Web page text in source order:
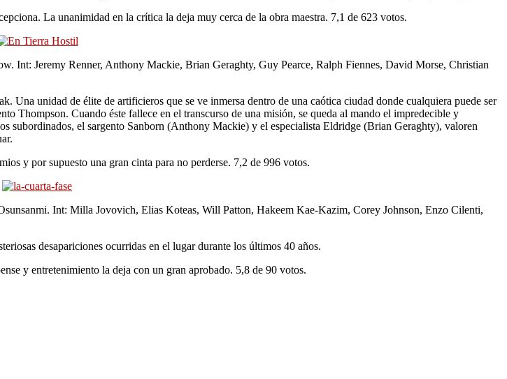
La unanimidad en la crítica la deja muy cerca de la obra maestra. 7,1 de 623 votos.
Int: Jeremy Renner, Anthony Mackie, Brian Geraghty, Guy Pearce, Ralph Fiennes, David Morse, Christian
Una unidad de élite de artificieros que se ve inmersa dentro de una caótica ciudad donde cualquiera puede ser
Thompson. Cuando éste fallece en el transcurso de una misión, se queda al mando el impredecible y
subordinados, el sargento Sanborn (Anthony Mackie) y el especialista Eldridge (Brian Geraghty), valoren
y por supuesto una gran cinta para no perderse. 7,2 de 996 votos.
Int: Milla Jovovich, Elias Koteas, Will Patton, Hakeem Kae-Kazim, Corey Johnson, Enzo Cilenti,
desapariciones ocurridas en el lugar durante los últimos 40 años.
y entretenimiento la deja con un gran aprobado. 5,8 de 90 votos.